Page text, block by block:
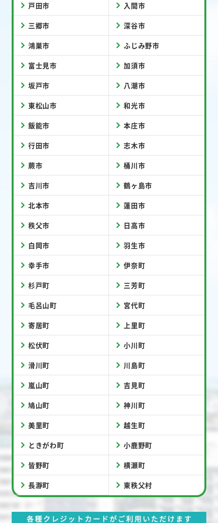
戸田市 入間市
三郷市 深谷市
鴻巣市 ふじみ野市
富士見市 加須市
坂戸市 八潮市
東松山市 和光市
飯能市 本庄市
行田市 志木市
蕨市 桶川市
吉川市 鶴ヶ島市
北本市 蓮田市
秩父市 日高市
白岡市 羽生市
幸手市 伊奈町
杉戸町 三芳町
毛呂山町 宮代町
寄居町 上里町
松伏町 小川町
滑川町 川島町
嵐山町 吉見町
鳩山町 神川町
美里町 越生町
ときがわ町 小鹿野町
皆野町 横瀬町
長瀞町 東秩父村